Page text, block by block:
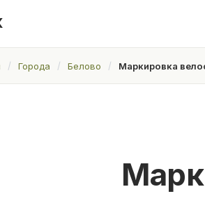
Города Белово Маркировка